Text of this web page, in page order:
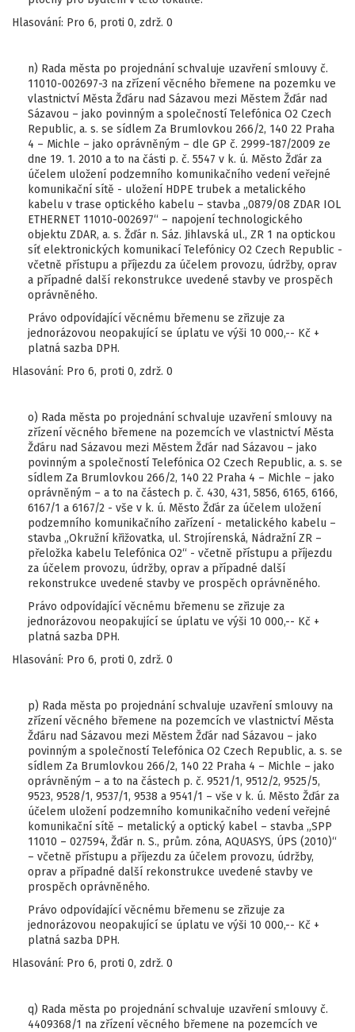
Hlasování: Pro 6, proti 0, zdrž. 0
n) Rada města po projednání schvaluje uzavření smlouvy č.
11010-002697-3 na zřízení věcného břemene na pozemku ve
vlastnictví Města Žďáru nad Sázavou mezi Městem Žďár nad
Sázavou – jako povinným a společností Telefónica O2 Czech
Republic, a. s. se sídlem Za Brumlovkou 266/2, 140 22 Praha
4 – Michle – jako oprávněným – dle GP č. 2999-187/2009 ze
dne 19. 1. 2010 a to na části p. č. 5547 v k. ú. Město Žďár za
účelem uložení podzemního komunikačního vedení veřejné
komunikační sítě - uložení HDPE trubek a metalického
kabelu v trase optického kabelu – stavba „0879/08 ZDAR IOL
ETHERNET 11010-002697“ – napojení technologického
objektu ZDAR, a. s. Žďár n. Sáz. Jihlavská ul., ZR 1 na optickou
síť elektronických komunikací Telefónicy O2 Czech Republic -
včetně přístupu a příjezdu za účelem provozu, údržby, oprav
a případné další rekonstrukce uvedené stavby ve prospěch
oprávněného.
Právo odpovídající věcnému břemenu se zřizuje za
jednorázovou neopakující se úplatu ve výši 10 000,-- Kč +
platná sazba DPH.
Hlasování: Pro 6, proti 0, zdrž. 0
o) Rada města po projednání schvaluje uzavření smlouvy na
zřízení věcného břemene na pozemcích ve vlastnictví Města
Žďáru nad Sázavou mezi Městem Žďár nad Sázavou – jako
povinným a společností Telefónica O2 Czech Republic, a. s. se
sídlem Za Brumlovkou 266/2, 140 22 Praha 4 – Michle – jako
oprávněným – a to na částech p. č. 430, 431, 5856, 6165, 6166,
6167/1 a 6167/2 - vše v k. ú. Město Žďár za účelem uložení
podzemního komunikačního zařízení - metalického kabelu –
stavba „Okružní křižovatka, ul. Strojírenská, Nádražní ZR –
přeložka kabelu Telefónica O2“ - včetně přístupu a příjezdu
za účelem provozu, údržby, oprav a případné další
rekonstrukce uvedené stavby ve prospěch oprávněného.
Právo odpovídající věcnému břemenu se zřizuje za
jednorázovou neopakující se úplatu ve výši 10 000,-- Kč +
platná sazba DPH.
Hlasování: Pro 6, proti 0, zdrž. 0
p) Rada města po projednání schvaluje uzavření smlouvy na
zřízení věcného břemene na pozemcích ve vlastnictví Města
Žďáru nad Sázavou mezi Městem Žďár nad Sázavou – jako
povinným a společností Telefónica O2 Czech Republic, a. s. se
sídlem Za Brumlovkou 266/2, 140 22 Praha 4 – Michle – jako
oprávněným – a to na částech p. č. 9521/1, 9512/2, 9525/5,
9523, 9528/1, 9537/1, 9538 a 9541/1 – vše v k. ú. Město Žďár za
účelem uložení podzemního komunikačního vedení veřejné
komunikační sítě – metalický a optický kabel – stavba „SPP
11010 – 027594, Žďár n. S., prům. zóna, AQUASYS, ÚPS (2010)“
– včetně přístupu a příjezdu za účelem provozu, údržby,
oprav a případné další rekonstrukce uvedené stavby ve
prospěch oprávněného.
Právo odpovídající věcnému břemenu se zřizuje za
jednorázovou neopakující se úplatu ve výši 10 000,-- Kč +
platná sazba DPH.
Hlasování: Pro 6, proti 0, zdrž. 0
q) Rada města po projednání schvaluje uzavření smlouvy č.
4409368/1 na zřízení věcného břemene na pozemcích ve